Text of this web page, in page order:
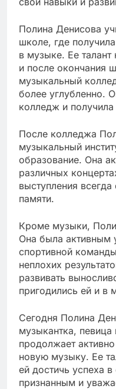
Полина Денисова
школе, где
в музыке. Ее
и после окончания
музыкальный
более углубленно.
колледж и
После колледжа
музыкальный
образование. Она
различных
выступления
памяти.
Кроме музыки,
Она была активным
спортивной
неплохих
развивать
пригодились ей и в
Сегодня Полина
музыкантка,
продолжает
новую музыку. Ее
ей достичь успеха
признанным и